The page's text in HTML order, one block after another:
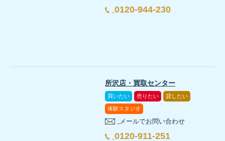
0120-944-230
所沢店・買取センター
買いたい 売りたい 貸したい
体験スタジオ
メールでお問い合わせ
0120-911-251